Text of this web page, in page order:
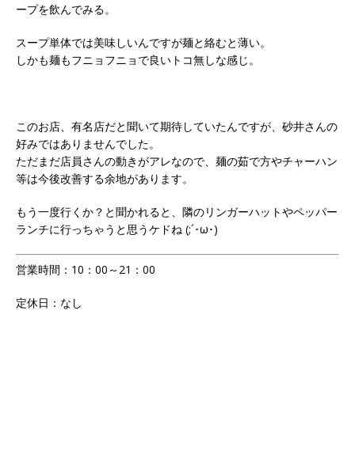
ープを飲んでみる。
スープ単体では美味しいんですが麺と絡むと薄い。
しかも麺もフニョフニョで良いトコ無しな感じ。
このお店、有名店だと聞いて期待していたんですが、砂井さんの
好みではありませんでした。
ただまだ店員さんの動きがアレなので、麺の茹で方やチャーハン
等は今後改善する余地があります。
もう一度行くか？と聞かれると、隣のリンガーハットやペッパー
ランチに行っちゃうと思うケドね (;´･ω･)
営業時間：10：00～21：00
定休日：なし